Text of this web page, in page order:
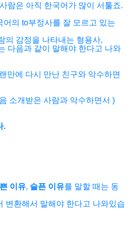
람은 아직 한국어가 많이 서툴죠.
의 to부정사를 잘 모르고 있는
의 감정을 나타내는 형용사,
다음과 같이 말해야 한다고 나와
만에 다시 만난 친구와 악수하면
소개받은 사람과 악수하면서 )
.
이유, 슬픈 이유를 말할 때는 동
변환해서 말해야 한다고 나와있습